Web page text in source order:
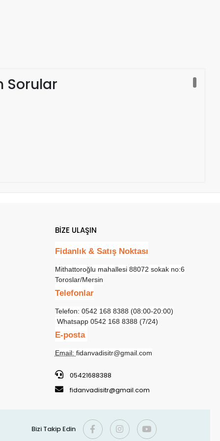
Sorular
BİZE ULAŞIN
Fidanlık & Satış Noktası
Mithattoroğlu mahallesi 88072 sokak no:6
Toroslar/Mersin
Telefonlar
Telefon: 0542 168 8388 (08:00-20:00)
Whatsapp 0542 168 8388 (7/24)
E-posta
Email: fidanvadisitr@gmail.com
05421688388
fidanvadisitr@gmail.com
Bizi Takip Edin